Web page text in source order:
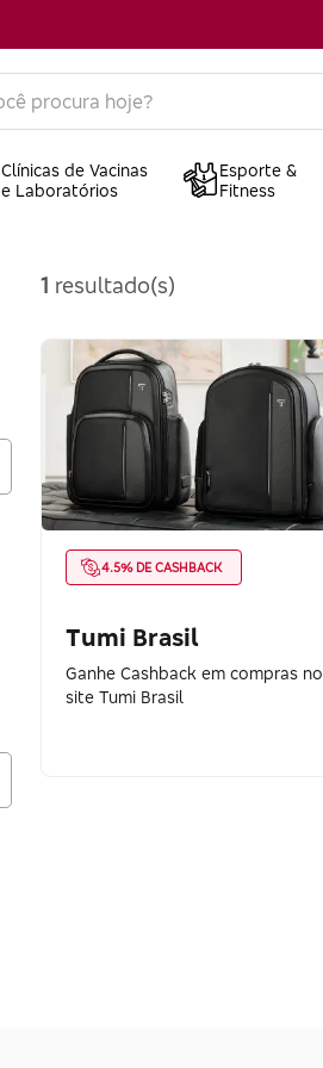
Clínicas de Vacinas
e Laboratórios
Esporte &
Fitness
1 resultado(s)
4.5% DE CASHBACK
Tumi Brasil
Ganhe Cashback em compras no
site Tumi Brasil